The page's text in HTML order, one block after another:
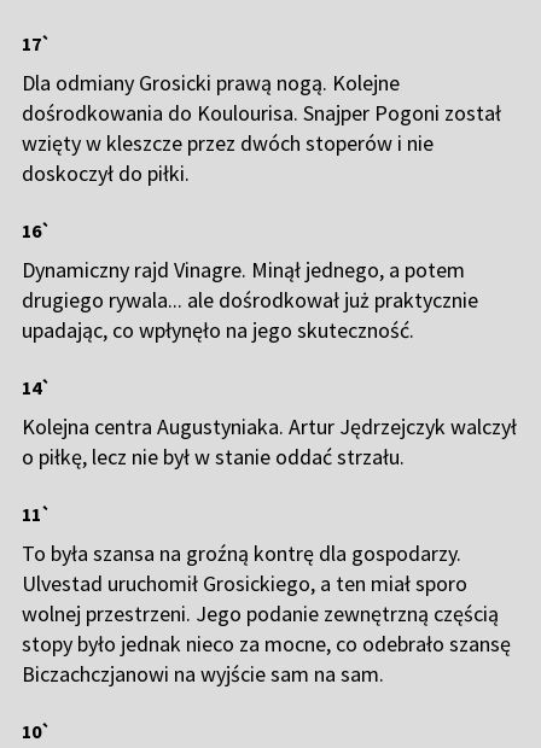
17`
Dla odmiany Grosicki prawą nogą. Kolejne
dośrodkowania do Koulourisa. Snajper Pogoni został
wzięty w kleszcze przez dwóch stoperów i nie
doskoczył do piłki.
16`
Dynamiczny rajd Vinagre. Minął jednego, a potem
drugiego rywala... ale dośrodkował już praktycznie
upadając, co wpłynęło na jego skuteczność.
14`
Kolejna centra Augustyniaka. Artur Jędrzejczyk walczył
o piłkę, lecz nie był w stanie oddać strzału.
11`
To była szansa na groźną kontrę dla gospodarzy.
Ulvestad uruchomił Grosickiego, a ten miał sporo
wolnej przestrzeni. Jego podanie zewnętrzną częścią
stopy było jednak nieco za mocne, co odebrało szansę
Biczachczjanowi na wyjście sam na sam.
10`